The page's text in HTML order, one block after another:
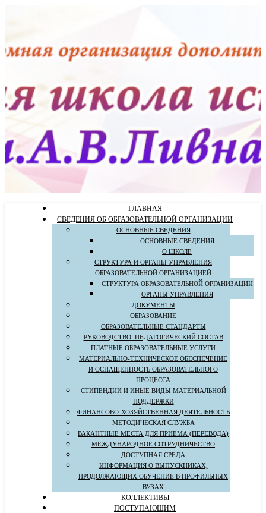
ГЛАВНАЯ
СВЕДЕНИЯ ОБ ОБРАЗОВАТЕЛЬНОЙ ОРГАНИЗАЦИИ
ОСНОВНЫЕ СВЕДЕНИЯ
ОСНОВНЫЕ СВЕДЕНИЯ
О ШКОЛЕ
СТРУКТУРА И ОРГАНЫ УПРАВЛЕНИЯ
ОБРАЗОВАТЕЛЬНОЙ ОРГАНИЗАЦИЕЙ
СТРУКТУРА ОБРАЗОВАТЕЛЬНОЙ ОРГАНИЗАЦИИ
ОРГАНЫ УПРАВЛЕНИЯ
ДОКУМЕНТЫ
ОБРАЗОВАНИЕ
ОБРАЗОВАТЕЛЬНЫЕ СТАНДАРТЫ
РУКОВОДСТВО. ПЕДАГОГИЧЕСКИЙ СОСТАВ
ПЛАТНЫЕ ОБРАЗОВАТЕЛЬНЫЕ УСЛУГИ
МАТЕРИАЛЬНО-ТЕХНИЧЕСКОЕ ОБЕСПЕЧЕНИЕ
И ОСНАЩЕННОСТЬ ОБРАЗОВАТЕЛЬНОГО
ПРОЦЕССА
СТИПЕНДИИ И ИНЫЕ ВИДЫ МАТЕРИАЛЬНОЙ
ПОДДЕРЖКИ
ФИНАНСОВО-ХОЗЯЙСТВЕННАЯ ДЕЯТЕЛЬНОСТЬ
МЕТОДИЧЕСКАЯ СЛУЖБА
ВАКАНТНЫЕ МЕСТА ДЛЯ ПРИЕМА (ПЕРЕВОДА)
МЕЖДУНАРОДНОЕ СОТРУДНИЧЕСТВО
ДОСТУПНАЯ СРЕДА
ИНФОРМАЦИЯ О ВЫПУСКНИКАХ,
ПРОДОЛЖАЮЩИХ ОБУЧЕНИЕ В ПРОФИЛЬНЫХ
ВУЗАХ
КОЛЛЕКТИВЫ
ПОСТУПАЮЩИМ